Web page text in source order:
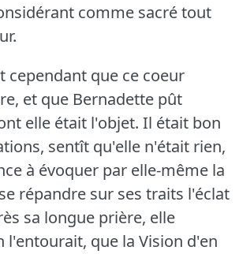
comme sacré tout
cependant que ce coeur
et que Bernadette pût
elle était l'objet. Il était bon
sentît qu'elle n'était rien,
à évoquer par elle-même la
répandre sur ses traits l'éclat
sa longue prière, elle
que la Vision d'en